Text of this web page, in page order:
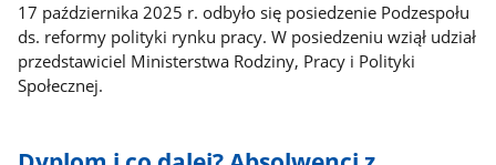
17 października 2025 r. odbyło się posiedzenie Podzespołu
ds. reformy polityki rynku pracy. W posiedzeniu wziął udział
przedstawiciel Ministerstwa Rodziny, Pracy i Polityki
Społecznej.